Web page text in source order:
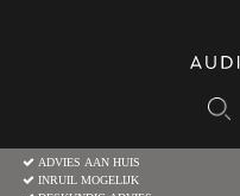
ADVIES AAN HUIS
INRUIL MOGELIJK